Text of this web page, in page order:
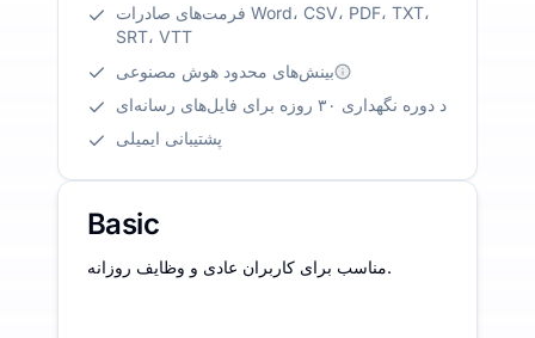
فرمت‌های صادرات Word، CSV، PDF، TXT،
SRT، VTT
بینش‌های محدود هوش مصنوعی
د دوره نگهداری ۳۰ روزه برای فایل‌های رسانه‌ای
پشتیبانی ایمیلی
Basic
مناسب برای کاربران عادی و وظایف روزانه.